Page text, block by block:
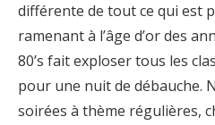
différente de tout ce qui est
ramenant à l’âge d’or des
80’s fait exploser tous les
pour une nuit de débauche.
soirées à thème régulières,